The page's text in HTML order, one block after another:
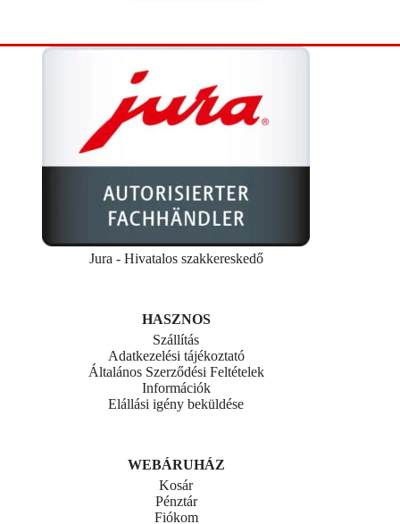
Jura - Hivatalos szakkereskedő
HASZNOS
Szállítás
Adatkezelési tájékoztató
Általános Szerződési Feltételek
Információk
Elállási igény beküldése
WEBÁRUHÁZ
Kosár
Pénztár
Fiókom